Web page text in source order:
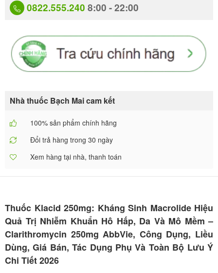
0822.555.240 8:00 - 22:00
Nhà thuốc Bạch Mai cam kết
100% sản phẩm chính hãng
Đổi trả hàng trong 30 ngày
Xem hàng tại nhà, thanh toán
Thuốc Klacid 250mg: Kháng Sinh Macrolide Hiệu
Quả Trị Nhiễm Khuẩn Hô Hấp, Da Và Mô Mềm –
Clarithromycin 250mg AbbVie, Công Dụng, Liều
Dùng, Giá Bán, Tác Dụng Phụ Và Toàn Bộ Lưu Ý
Chi Tiết 2026